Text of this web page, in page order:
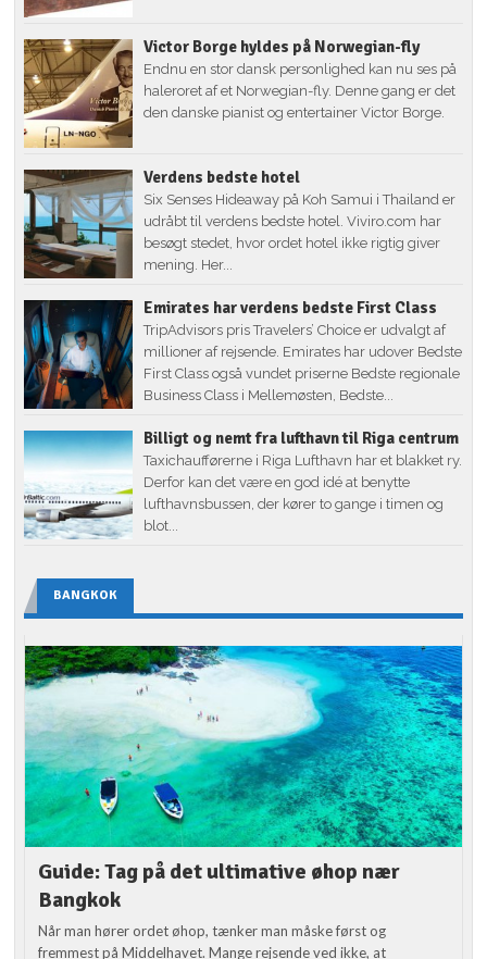
Victor Borge hyldes på Norwegian-fly
Endnu en stor dansk personlighed kan nu ses på
haleroret af et Norwegian-fly. Denne gang er det
den danske pianist og entertainer Victor Borge.
Verdens bedste hotel
Six Senses Hideaway på Koh Samui i Thailand er
udråbt til verdens bedste hotel. Viviro.com har
besøgt stedet, hvor ordet hotel ikke rigtig giver
mening. Her...
Emirates har verdens bedste First Class
TripAdvisors pris Travelers’ Choice er udvalgt af
millioner af rejsende. Emirates har udover Bedste
First Class også vundet priserne Bedste regionale
Business Class i Mellemøsten, Bedste...
Billigt og nemt fra lufthavn til Riga centrum
Taxichaufførerne i Riga Lufthavn har et blakket ry.
Derfor kan det være en god idé at benytte
lufthavnsbussen, der kører to gange i timen og
blot...
BANGKOK
Guide: Tag på det ultimative øhop nær
Bangkok
Når man hører ordet øhop, tænker man måske først og
fremmest på Middelhavet. Mange rejsende ved ikke, at